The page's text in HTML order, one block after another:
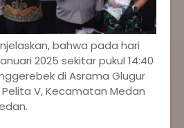
bahwa pada hari
2025 sekitar pukul 14:40
di Asrama Glugur
V, Kecamatan Medan